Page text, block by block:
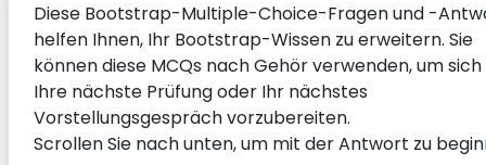
Diese Bootstrap-Multiple-Choice-Fragen und -
helfen Ihnen, Ihr Bootstrap-Wissen zu erweitern. Sie
können diese MCQs nach Gehör verwenden, um
Ihre nächste Prüfung oder Ihr nächstes
Vorstellungsgespräch vorzubereiten.
Scrollen Sie nach unten, um mit der Antwort zu